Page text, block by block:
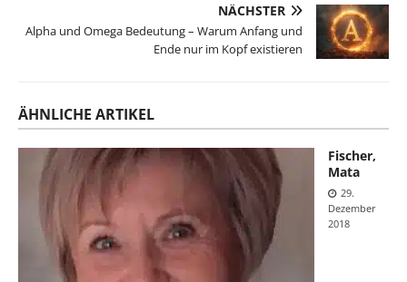
NÄCHSTER
Alpha und Omega Bedeutung – Warum Anfang und
Ende nur im Kopf existieren
ÄHNLICHE ARTIKEL
Fischer,
Mata
29.
Dezember
2018